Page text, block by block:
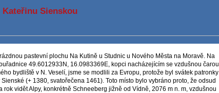
Kateřinu Sienskou
pastevní plochu Na Kutině u Studnic u Nového Města na Moravě. Na
49.6012933N, 16.0983369E, kopci nacházejícím se vzdušnou čarou
bydliště v N. Veselí, jsme se modlili za Evropu, protože byl svátek patronky
(+ 1380, svatořečena 1461). Toto místo bylo vybráno proto, že odsud
vidět Alpy, konkrétně Schneeberg jižně od Vídně, 2076 m n. m, vzdušnou